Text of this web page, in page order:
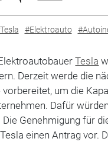
#Elektroauto
Tesla
Derzeit werde die
vorbereitet, um die
Dafür
Die Genehmigung für
einen Antrag vor.